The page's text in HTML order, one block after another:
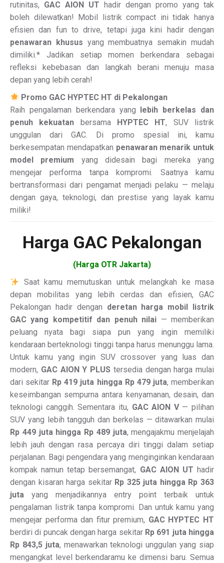
rutinitas, GAC AION UT hadir dengan promo yang tak
boleh dilewatkan! Mobil listrik compact ini tidak hanya
efisien dan fun to drive, tetapi juga kini hadir dengan
penawaran khusus yang membuatnya semakin mudah
dimiliki.* Jadikan setiap momen berkendara sebagai
refleksi kebebasan dan langkah berani menuju masa
depan yang lebih cerah!
Promo GAC HYPTEC HT di Pekalongan
Raih pengalaman berkendara yang
lebih berkelas dan
penuh kekuatan bersama HYPTEC HT, SUV listrik
unggulan dari GAC. Di promo spesial ini, kamu
berkesempatan mendapatkan penawaran menarik untuk
model premium yang didesain bagi mereka yang
mengejar performa tanpa kompromi. Saatnya kamu
bertransformasi dari pengamat menjadi pelaku — melaju
dengan gaya, teknologi, dan prestise yang layak kamu
miliki!
Harga GAC Pekalongan
(Harga OTR Jakarta)
Saat kamu memutuskan untuk melangkah ke masa
depan mobilitas yang lebih cerdas dan efisien, GAC
Pekalongan hadir dengan deretan harga mobil listrik
GAC yang kompetitif dan penuh nilai — memberikan
peluang nyata bagi siapa pun yang ingin memiliki
kendaraan berteknologi tinggi tanpa harus menunggu lama.
Untuk kamu yang ingin SUV crossover yang luas dan
modern, GAC AION Y PLUS tersedia dengan harga mulai
dari sekitar Rp 419 juta hingga Rp 479 juta, memberikan
keseimbangan sempurna antara kenyamanan, desain, dan
teknologi canggih. Sementara itu, GAC AION V— pilihan
SUV yang lebih tangguh dan berkelas — ditawarkan mulai
Rp 449 juta hingga Rp 489 juta, mengajakmu menjelajah
lebih jauh dengan rasa percaya diri tinggi dalam setiap
perjalanan. Bagi pengendara yang menginginkan kendaraan
kompak namun tetap bersemangat, GAC AION UT hadir
dengan kisaran harga sekitar Rp 325 juta hingga Rp 363
juta yang menjadikannya entry point terbaik untuk
pengalaman listrik tanpa kompromi. Dan untuk kamu yang
mengejar performa dan fitur premium, GAC HYPTEC HT
berdiri di puncak dengan harga sekitar Rp 691 juta hingga
Rp 843,5 juta, menawarkan teknologi unggulan yang siap
mengangkat level berkendaramu ke dimensi baru. Semua